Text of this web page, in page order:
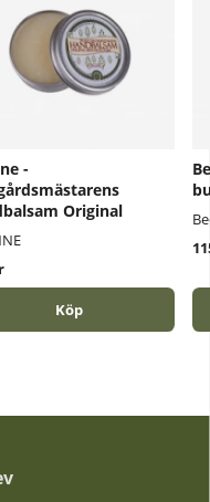
-
Original
Köp